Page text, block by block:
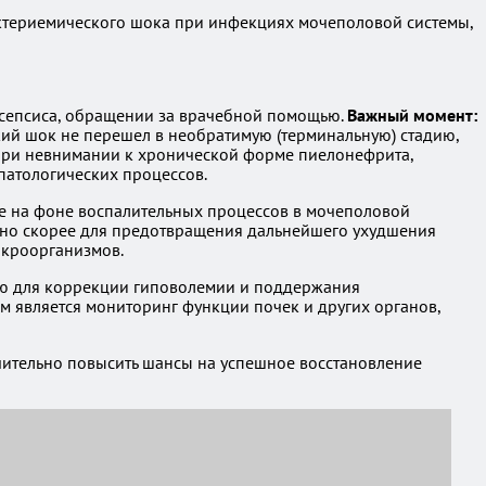
шока при инфекциях мочеполовой системы,
обращении за врачебной помощью. Важный момент:
шок не перешел в необратимую (терминальную) стадию,
невнимании к хронической форме пиелонефрита,
процессов.
фоне воспалительных процессов в мочеполовой
скорее для предотвращения дальнейшего ухудшения
для коррекции гиповолемии и поддержания
является мониторинг функции почек и других органов,
повысить шансы на успешное восстановление